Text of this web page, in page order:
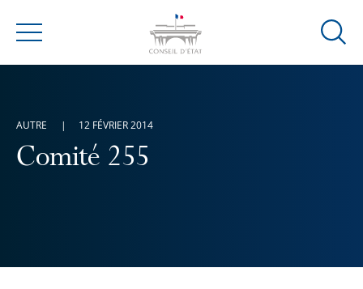
Menu
Ouvrir
Comité 255
AUTRE 12 FÉVRIER 2014